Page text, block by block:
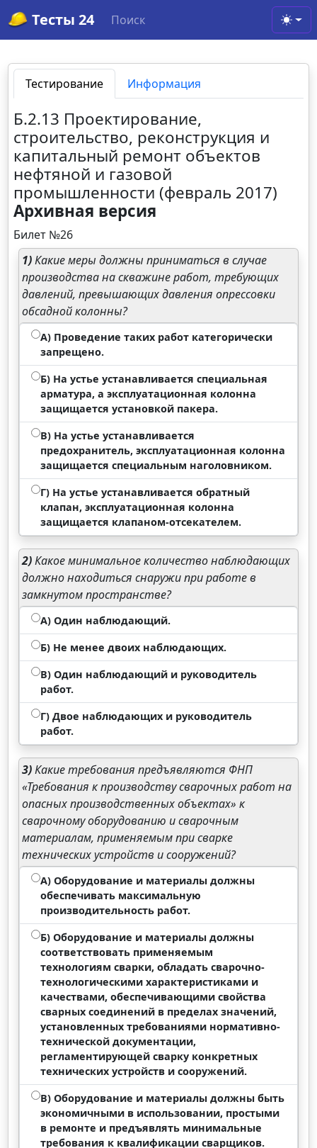
Тесты 24 Поиск
Тестирование Информация
Б.2.13 Проектирование,
строительство, реконструкция и
капитальный ремонт объектов
нефтяной и газовой
промышленности (февраль 2017)
Архивная версия
Билет №26
1)Какие меры должны приниматься в случае
производства на скважине работ, требующих
давлений, превышающих давления опрессовки
обсадной колонны?
А) Проведение таких работ категорически
запрещено.
Б) На устье устанавливается специальная
арматура, а эксплуатационная колонна
защищается установкой пакера.
В) На устье устанавливается
предохранитель, эксплуатационная колонна
защищается специальным наголовником.
Г) На устье устанавливается обратный
клапан, эксплуатационная колонна
защищается клапаном-отсекателем.
2)Какое минимальное количество наблюдающих
должно находиться снаружи при работе в
замкнутом пространстве?
А) Один наблюдающий.
Б) Не менее двоих наблюдающих.
В) Один наблюдающий и руководитель
работ.
Г) Двое наблюдающих и руководитель
работ.
3)Какие требования предъявляются ФНП
«Требования к производству сварочных работ на
опасных производственных объектах» к
сварочному оборудованию и сварочным
материалам, применяемым при сварке
технических устройств и сооружений?
А) Оборудование и материалы должны
обеспечивать максимальную
производительность работ.
Б) Оборудование и материалы должны
соответствовать применяемым
технологиям сварки, обладать сварочно-
технологическими характеристиками и
качествами, обеспечивающими свойства
сварных соединений в пределах значений,
установленных требованиями нормативно-
технической документации,
регламентирующей сварку конкретных
технических устройств и сооружений.
В) Оборудование и материалы должны быть
экономичными в использовании, простыми
в ремонте и предъявлять минимальные
требования к квалификации сварщиков.